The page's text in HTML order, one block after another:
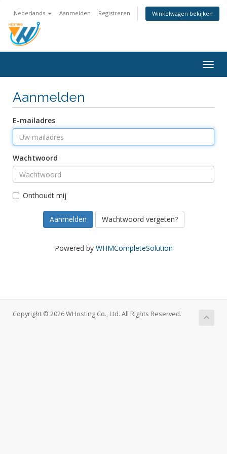
Nederlands Aanmelden Registreren Winkelwagen bekijken
Aanmelden
E-mailadres
Wachtwoord
Onthoudt mij
Wachtwoord vergeten?
Powered by WHMCompleteSolution
Copyright © 2026 WHosting Co., Ltd. All Rights Reserved.